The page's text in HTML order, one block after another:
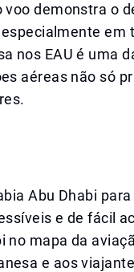
voo demonstra o
em
nos EAU é uma
aéreas não só
Abu Dhabi
e de fácil
no mapa da
e aos